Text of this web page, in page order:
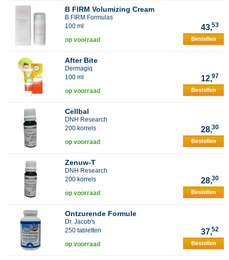
B FIRM Volumizing Cream
B FIRM Formulas
100 ml
43,53
op voorraad Bestellen
After Bite
Dermagiq
100 ml
12,97
op voorraad Bestellen
Cellbal
DNH Research
200 korrels
28,30
op voorraad Bestellen
Zenuw-T
DNH Research
200 korrels
28,30
op voorraad Bestellen
Ontzurende Formule
Dr. Jacob's
250 tabletten
37,52
op voorraad Bestellen